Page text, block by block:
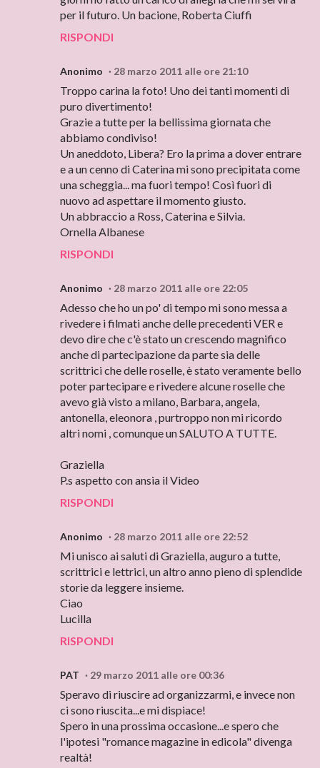
per il futuro. Un bacione, Roberta Ciuffi
RISPONDI
Anonimo 28 marzo 2011 alle ore 21:10
Troppo carina la foto! Uno dei tanti momenti di
puro divertimento!
Grazie a tutte per la bellissima giornata che
abbiamo condiviso!
Un aneddoto, Libera? Ero la prima a dover entrare
e a un cenno di Caterina mi sono precipitata come
una scheggia... ma fuori tempo! Così fuori di
nuovo ad aspettare il momento giusto.
Un abbraccio a Ross, Caterina e Silvia.
Ornella Albanese
RISPONDI
Anonimo 28 marzo 2011 alle ore 22:05
Adesso che ho un po' di tempo mi sono messa a
rivedere i filmati anche delle precedenti VER e
devo dire che c'è stato un crescendo magnifico
anche di partecipazione da parte sia delle
scrittrici che delle roselle, è stato veramente bello
poter partecipare e rivedere alcune roselle che
avevo già visto a milano, Barbara, angela,
antonella, eleonora , purtroppo non mi ricordo
altri nomi , comunque un SALUTO A TUTTE.
Graziella
P.s aspetto con ansia il Video
RISPONDI
Anonimo 28 marzo 2011 alle ore 22:52
Mi unisco ai saluti di Graziella, auguro a tutte,
scrittrici e lettrici, un altro anno pieno di splendide
storie da leggere insieme.
Ciao
Lucilla
RISPONDI
PAT 29 marzo 2011 alle ore 00:36
Speravo di riuscire ad organizzarmi, e invece non
ci sono riuscita...e mi dispiace!
Spero in una prossima occasione...e spero che
l'ipotesi "romance magazine in edicola" divenga
realtà!